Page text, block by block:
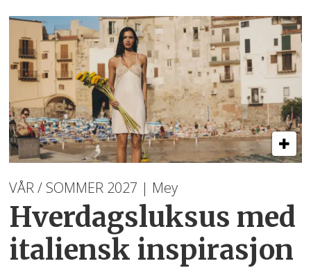
VÅR / SOMMER 2027 | Mey
Hverdagsluksus med
italiensk inspirasjon